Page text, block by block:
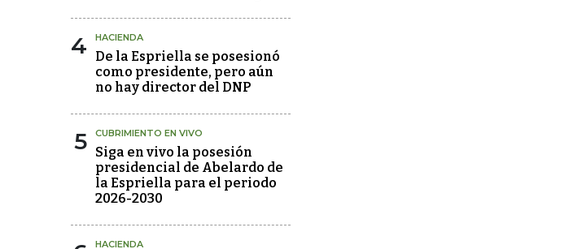
4 HACIENDA
De la Espriella se posesionó
como presidente, pero aún
no hay director del DNP
5 CUBRIMIENTO EN VIVO
Siga en vivo la posesión
presidencial de Abelardo de
la Espriella para el periodo
2026-2030
HACIENDA